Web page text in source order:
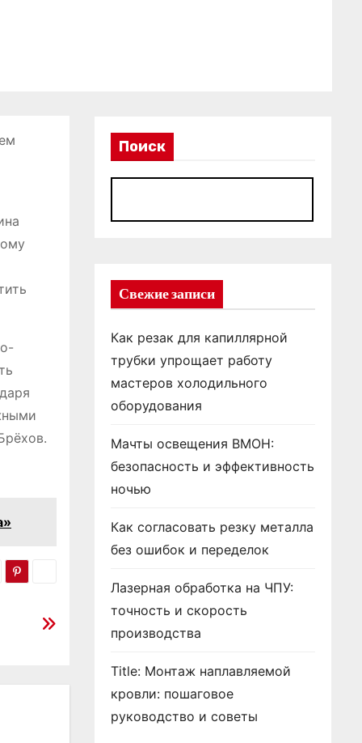
Поиск
Свежие записи
Как резак для капиллярной
трубки упрощает работу
мастеров холодильного
оборудования
Мачты освещения ВМОН:
безопасность и эффективность
ночью
Как согласовать резку металла
без ошибок и переделок
Лазерная обработка на ЧПУ:
точность и скорость
производства
Title: Монтаж наплавляемой
кровли: пошаговое
руководство и советы